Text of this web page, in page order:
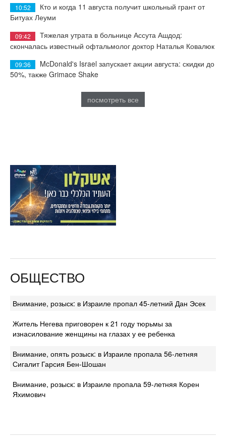
10:52
Кто и когда 11 августа получит школьный грант от
Битуах Леуми
09:42
Тяжелая утрата в больнице Ассута Ашдод:
скончалась известный офтальмолог доктор Наталья Ковалюк
09:36
McDonald's Israel запускает акции августа: скидки до
50%, также Grimace Shake
посмотреть все
ОБЩЕСТВО
Внимание, розыск: в Израиле пропал 45-летний Дан Эсек
Житель Негева приговорен к 21 году тюрьмы за
изнасилование женщины на глазах у ее ребенка
Внимание, опять розыск: в Израиле пропала 56-летняя
Сигалит Гарсия Бен-Шошан
Внимание, розыск: в Израиле пропала 59-летняя Корен
Яхимович